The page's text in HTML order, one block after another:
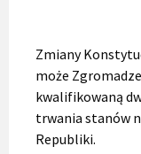
Zmiany
może
kwalifikowaną
trwania stanów
Republiki.